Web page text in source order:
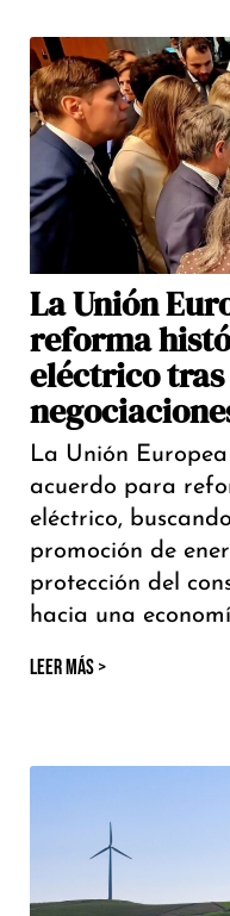
La Unión
reforma
eléctrico
La Unión
acuerdo para
eléctrico,
promoción de
protección del
hacia una
LEER MÁS >